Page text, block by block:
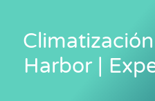
Harbor |